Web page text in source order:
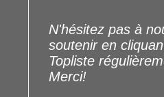
N'hésitez pas à
soutenir en
Topliste
Merci!